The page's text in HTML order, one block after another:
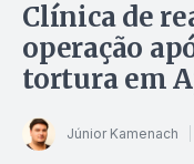
Clínica de
operação
tortura em
Júnior Kamenach